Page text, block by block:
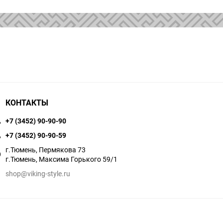
КОНТАКТЫ
+7 (3452) 90-90-90
+7 (3452) 90-90-59
г.Тюмень, Пермякова 73
г.Тюмень, Максима Горького 59/1
shop@viking-style.ru